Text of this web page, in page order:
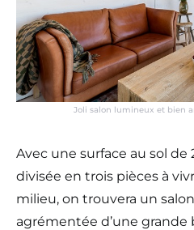
Joli salon lumineux et bien
Avec une surface au sol de
divisée en trois pièces à
milieu, on trouvera un
agrémentée d’une grande